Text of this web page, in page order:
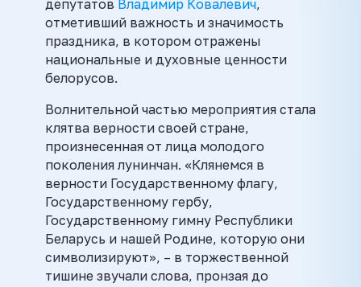
депутатов Владимир Ковалевич,
отметивший важность и значимость
праздника, в котором отражены
национальные и духовные ценности
белорусов.
Волнительной частью мероприятия стала
клятва верности своей стране,
произнесенная от лица молодого
поколения лунинчан. «Клянемся в
верности Государственному флагу,
Государственному гербу,
Государственному гимну Республики
Беларусь и нашей Родине, которую они
символизируют», – в торжественной
тишине звучали слова, пронзая до